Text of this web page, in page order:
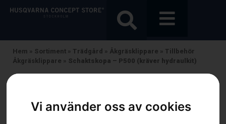
Vi använder oss av cookies
Hem » Sortiment » Trädgård » Åkgräsklippare » Tillbehör
Åkgräsklippare » Schaktskopa – P500 (kräver hydraulkit)